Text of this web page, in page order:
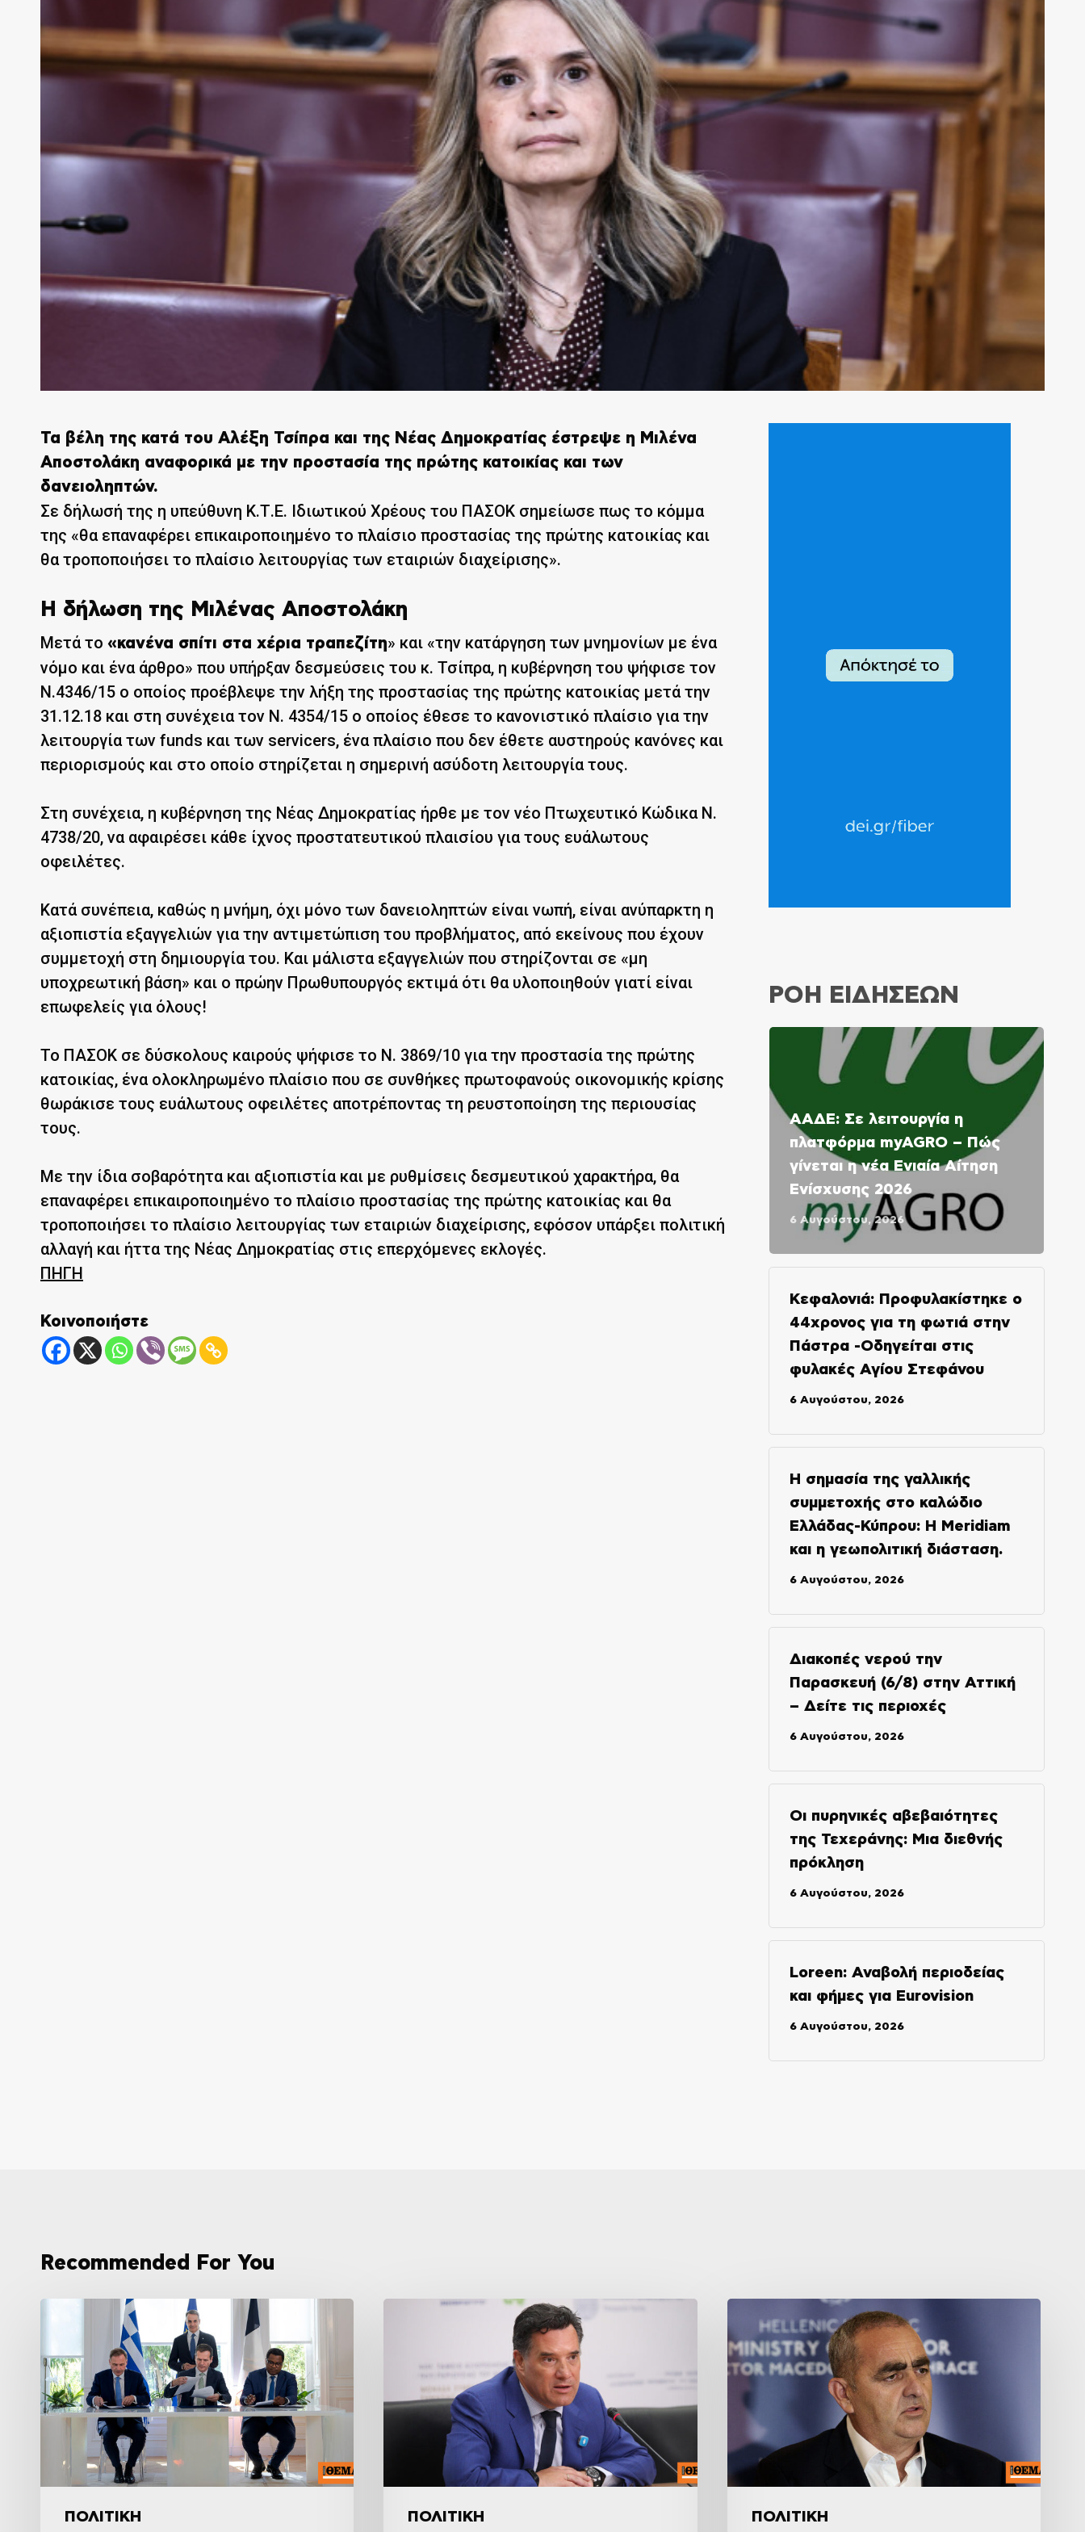
Τα βέλη της κατά του Αλέξη Τσίπρα και της Νέας Δημοκρατίας έστρεψε η Μιλένα
Αποστολάκη αναφορικά με την προστασία της πρώτης κατοικίας και των
δανειοληπτών.
Σε δήλωσή της η υπεύθυνη Κ.Τ.Ε. Ιδιωτικού Χρέους του ΠΑΣΟΚ σημείωσε πως το κόμμα
της «θα επαναφέρει επικαιροποιημένο το πλαίσιο προστασίας της πρώτης κατοικίας και
θα τροποποιήσει το πλαίσιο λειτουργίας των εταιριών διαχείρισης».
Η δήλωση της Μιλένας Αποστολάκη
Μετά το «κανένα σπίτι στα χέρια τραπεζίτη» και «την κατάργηση των μνημονίων με ένα
νόμο και ένα άρθρο» που υπήρξαν δεσμεύσεις του κ. Τσίπρα, η κυβέρνηση του ψήφισε τον
Ν.4346/15 ο οποίος προέβλεψε την λήξη της προστασίας της πρώτης κατοικίας μετά την
31.12.18 και στη συνέχεια τον Ν. 4354/15 ο οποίος έθεσε το κανονιστικό πλαίσιο για την
λειτουργία των funds και των servicers, ένα πλαίσιο που δεν έθετε αυστηρούς κανόνες και
περιορισμούς και στο οποίο στηρίζεται η σημερινή ασύδοτη λειτουργία τους.
Στη συνέχεια, η κυβέρνηση της Νέας Δημοκρατίας ήρθε με τον νέο Πτωχευτικό Κώδικα Ν.
4738/20, να αφαιρέσει κάθε ίχνος προστατευτικού πλαισίου για τους ευάλωτους
οφειλέτες.
Κατά συνέπεια, καθώς η μνήμη, όχι μόνο των δανειοληπτών είναι νωπή, είναι ανύπαρκτη η
αξιοπιστία εξαγγελιών για την αντιμετώπιση του προβλήματος, από εκείνους που έχουν
συμμετοχή στη δημιουργία του. Και μάλιστα εξαγγελιών που στηρίζονται σε «μη
υποχρεωτική βάση» και ο πρώην Πρωθυπουργός εκτιμά ότι θα υλοποιηθούν γιατί είναι
επωφελείς για όλους!
Το ΠΑΣΟΚ σε δύσκολους καιρούς ψήφισε το Ν. 3869/10 για την προστασία της πρώτης
κατοικίας, ένα ολοκληρωμένο πλαίσιο που σε συνθήκες πρωτοφανούς οικονομικής κρίσης
θωράκισε τους ευάλωτους οφειλέτες αποτρέποντας τη ρευστοποίηση της περιουσίας
τους.
Με την ίδια σοβαρότητα και αξιοπιστία και με ρυθμίσεις δεσμευτικού χαρακτήρα, θα
επαναφέρει επικαιροποιημένο το πλαίσιο προστασίας της πρώτης κατοικίας και θα
τροποποιήσει το πλαίσιο λειτουργίας των εταιριών διαχείρισης, εφόσον υπάρξει πολιτική
αλλαγή και ήττα της Νέας Δημοκρατίας στις επερχόμενες εκλογές.
ΠΗΓΗ
Κοινοποιήστε
ΡΟΗ ΕΙΔΗΣΕΩΝ
ΑΑΔΕ: Σε λειτουργία η
πλατφόρμα myAGRO – Πώς
γίνεται η νέα Ενιαία Αίτηση
Ενίσχυσης 2026
6 Αυγούστου, 2026
Κεφαλονιά: Προφυλακίστηκε ο
44χρονος για τη φωτιά στην
Πάστρα -Οδηγείται στις
φυλακές Αγίου Στεφάνου
6 Αυγούστου, 2026
Η σημασία της γαλλικής
συμμετοχής στο καλώδιο
Ελλάδας-Κύπρου: Η Meridiam
και η γεωπολιτική διάσταση.
6 Αυγούστου, 2026
Διακοπές νερού την
Παρασκευή (6/8) στην Αττική
– Δείτε τις περιοχές
6 Αυγούστου, 2026
Οι πυρηνικές αβεβαιότητες
της Τεχεράνης: Μια διεθνής
πρόκληση
6 Αυγούστου, 2026
Loreen: Αναβολή περιοδείας
και φήμες για Eurovision
6 Αυγούστου, 2026
Recommended For You
ΠΟΛΙΤΙΚΗ ΠΟΛΙΤΙΚΗ ΠΟΛΙΤΙΚΗ